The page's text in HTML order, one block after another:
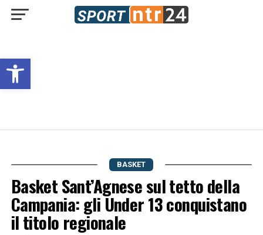
Open toolbar
BASKET
Basket Sant’Agnese sul tetto della
Campania: gli Under 13 conquistano
il titolo regionale